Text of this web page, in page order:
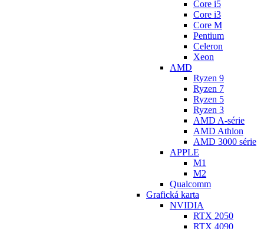
Core i5
Core i3
Core M
Pentium
Celeron
Xeon
AMD
Ryzen 9
Ryzen 7
Ryzen 5
Ryzen 3
AMD A-série
AMD Athlon
AMD 3000 série
APPLE
M1
M2
Qualcomm
Grafická karta
NVIDIA
RTX 2050
RTX 4090